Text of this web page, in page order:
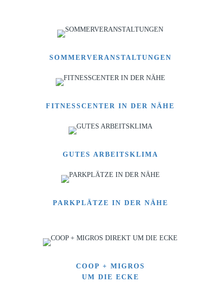
SOMMERVERANSTALTUNGEN
FITNESSCENTER IN DER NÄHE
GUTES ARBEITSKLIMA
PARKPLÄTZE IN DER NÄHE
COOP + MIGROS
UM DIE ECKE